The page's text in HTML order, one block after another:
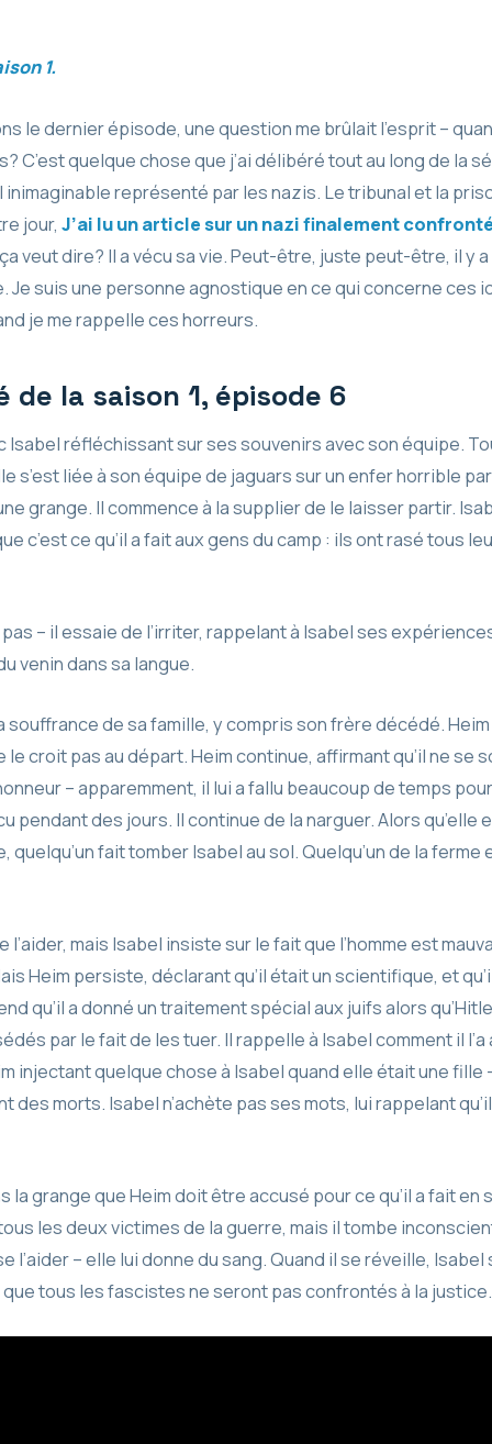
1.
le dernier épisode, une question me brûlait l’esprit –
C’est quelque chose que j’ai délibéré tout au long de la
inimaginable représenté par les nazis. Le tribunal et la
jour, J’ai lu un article sur un nazi finalement
veut dire? Il a vécu sa vie. Peut-être, juste peut-être, il y
Je suis une personne agnostique en ce qui concerne ces
je me rappelle ces horreurs.
de la saison 1, épisode 6
Isabel réfléchissant sur ses souvenirs avec son équipe.
s’est liée à son équipe de jaguars sur un enfer horrible
grange. Il commence à la supplier de le laisser partir.
c’est ce qu’il a fait aux gens du camp : ils ont rasé tous
pas – il essaie de l’irriter, rappelant à Isabel ses
venin dans sa langue.
souffrance de sa famille, y compris son frère décédé.
le croit pas au départ. Heim continue, affirmant qu’il ne se
– apparemment, il lui a fallu beaucoup de temps
pendant des jours. Il continue de la narguer. Alors qu’elle
fait tomber Isabel au sol. Quelqu’un de la
l’aider, mais Isabel insiste sur le fait que l’homme est
Heim persiste, déclarant qu’il était un scientifique, et
qu’il a donné un traitement spécial aux juifs alors
par le fait de les tuer. Il rappelle à Isabel comment il
injectant quelque chose à Isabel quand elle était une fille
des morts. Isabel n’achète pas ses mots, lui rappelant
la grange que Heim doit être accusé pour ce qu’il a fait
les deux victimes de la guerre, mais il tombe
l’aider – elle lui donne du sang. Quand il se réveille, Isabel
tous les fascistes ne seront pas confrontés à la justice.